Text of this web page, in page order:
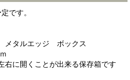
です。
タルエッジ ボックス
右に開くことが出来る保存箱です